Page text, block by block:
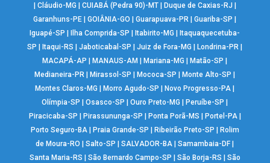
Cláudio-MG CUIABÁ (Pedra 90)-MT| Duque de Caxias-RJ
Garanhuns-PE |GOIÂNIA-GO |Guarapuava-PR |Guariba-SP
Iguapé-SP
Ilha Comprida-SP Itabirito-MG
Itaquaquecetuba-
SP
Itaqui-RS |Jaboticabal-SP |Juiz de Fora-MG Londrina-PR
MACAPÁ-AP
MANAUS-AM Mariana-MG Matão-SP
Medianeira-PR
Mirassol-SP Mococa-SP Monte Alto-SP
Montes Claros-MG
Morro Agudo-SP Novo Progresso-PA
Olímpia-SP
|Osasco-SP |Ouro Preto-MG Peruíbe-SP
Piracicaba-SP
Pirassununga-SP Ponta Porã-MS Portel-PA|
Porto Seguro-BA| Praia Grande-SP Ribeirão Preto-SP
Rolim
de Moura-RO
|Salto-SP |SALVADOR-BA |Samambaia-DF
Santa Maria-RS
São Bernardo Campo-SP São Borja-RS
São